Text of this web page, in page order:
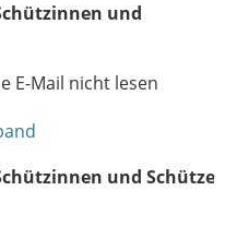
und
E-Mail nicht lesen
und